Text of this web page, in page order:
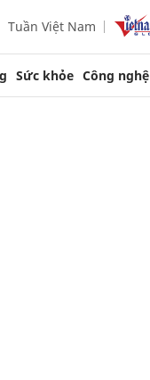
Tuần Việt Nam
Sức khỏe Công nghệ